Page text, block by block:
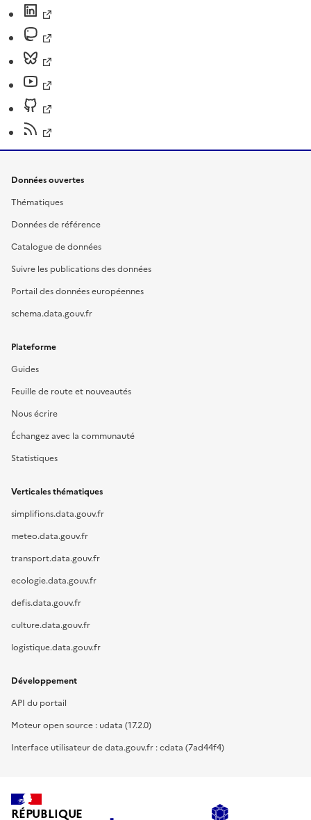
Données ouvertes
Thématiques
Données de référence
Catalogue de données
Suivre les publications des données
Portail des données européennes
schema.data.gouv.fr
Plateforme
Guides
Feuille de route et nouveautés
Nous écrire
Échangez avec la communauté
Statistiques
Verticales thématiques
simplifions.data.gouv.fr
meteo.data.gouv.fr
transport.data.gouv.fr
ecologie.data.gouv.fr
defis.data.gouv.fr
culture.data.gouv.fr
logistique.data.gouv.fr
Développement
API du portail
Moteur open source : udata (17.2.0)
Interface utilisateur de data.gouv.fr : cdata (7ad44f4)
RÉPUBLIQUE